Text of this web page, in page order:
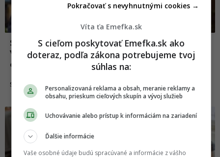
Slováci kritizujú, ako vychovávajú Adela a
Viktor syna Maxa. Vincze im posiela jasný
odkaz
SLOVENSKO
Víta ťa Emefka.sk
S cieľom poskytovať Emefka.sk ako
doteraz, podľa zákona potrebujeme tvoj
súhlas na:
Personalizovaná reklama a obsah, meranie reklamy a
obsahu, prieskum cieľových skupín a vývoj služieb
Uchovávanie alebo prístup k informáciám na zariadení
Ďalšie informácie
Vaše osobné údaje budú spracúvané a informácie z vášho
Pokračovať s nevyhnutnými cookies →